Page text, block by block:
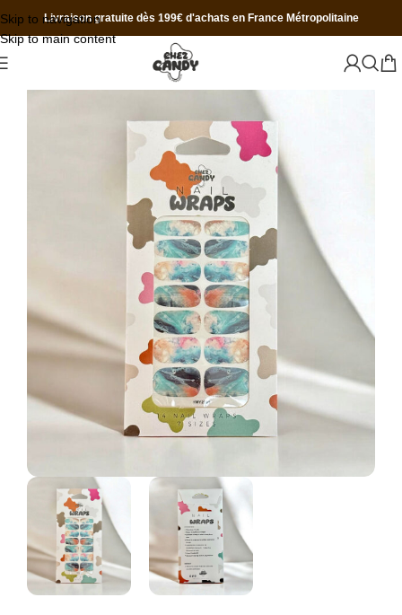
Skip to navigation
Skip to main content
Livraison gratuite dès 199€ d'achats en France Métropolitaine